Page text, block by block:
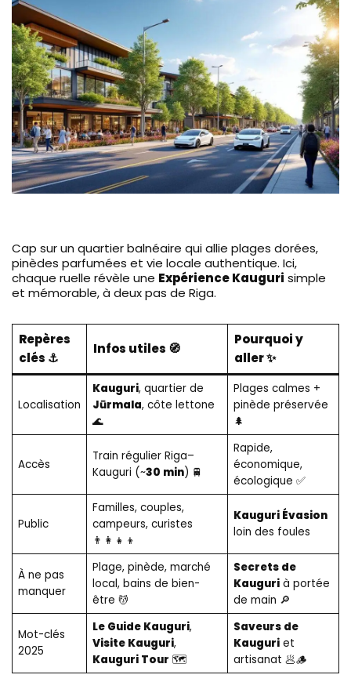
Cap sur un quartier balnéaire qui allie plages dorées,
pinèdes parfumées et vie locale authentique. Ici,
chaque ruelle révèle une Expérience Kauguri simple
et mémorable, à deux pas de Riga.
Repères
clés ⚓
Infos utiles 🧭
Pourquoi y
aller ✨
Localisation
Kauguri, quartier de
Jūrmala, côte lettone
🌊
Plages calmes +
pinède préservée
🌲
Accès
Train régulier Riga–
Kauguri (~30 min) 🚆
Rapide,
économique,
écologique ✅
Public
Familles, couples,
campeurs, curistes
👨‍👩‍👧‍👦
Kauguri Évasion
loin des foules
À ne pas
manquer
Plage, pinède, marché
local, bains de bien-
être 💆
Secrets de
Kaugurià portée
de main 🔎
Mot-clés
2025
Le Guide Kauguri,
Visite Kauguri,
Kauguri Tour 🗺️
Saveurs de
Kauguriet
artisanat 🥟🪵